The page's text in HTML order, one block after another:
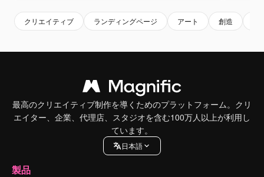
クリエイティブ ランディングページ アート 創造
最高のクリエイティブ制作を導くためのプラットフォーム。クリ
エイター、企業、代理店、スタジオを含む100万人以上が利用し
ています。
日本語
製品